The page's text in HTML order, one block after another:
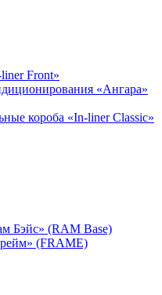
Front»
«Ангара»
короба «In-liner Classic»
Бэйс» (RAM Base)
(FRAME)